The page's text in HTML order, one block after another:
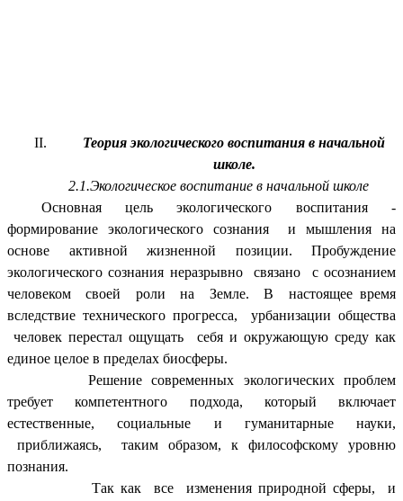
Теория экологического воспитания в начальной
школе.
2.1.Экологическое воспитание в начальной школе
Основная цель экологического воспитания -
формирование экологического сознания и мышления на
основе активной жизненной позиции. Пробуждение
экологического сознания неразрывно связано с осознанием
человеком своей роли на Земле. В настоящее время
вследствие технического прогресса, урбанизации общества
человек перестал ощущать себя и окружающую среду как
единое целое в пределах биосферы.
Решение современных экологических проблем
требует компетентного подхода, который включает
естественные, социальные и гуманитарные науки,
приближаясь, таким образом, к философскому уровню
познания.
Так как все изменения природной сферы, и